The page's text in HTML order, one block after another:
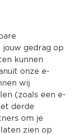
Kies jouw
gedrag op
kunnen
onze e-
wij
(zoals een e-
derde
om je
zien op